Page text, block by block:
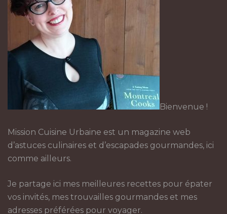
Bienvenue !
Mission Cuisine Urbaine est un magazine web
d’astuces culinaires et d’escapades gourmandes, ici
comme ailleurs.
Je partage ici mes meilleures recettes pour épater
vos invités, mes trouvailles gourmandes et mes
adresses préférées pour voyager.